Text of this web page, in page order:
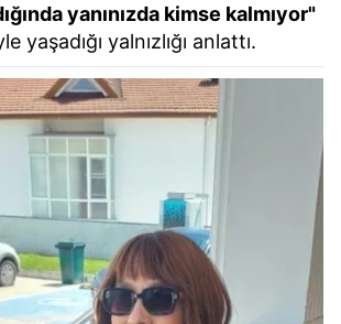
yanınızda kimse kalmıyor"
yaşadığı yalnızlığı anlattı.